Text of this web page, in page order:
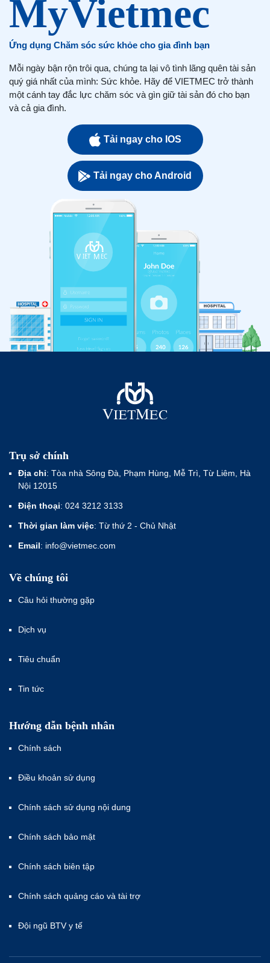
Ứng dụng Chăm sóc sức khỏe cho gia đình bạn
Mỗi ngày bận rộn trôi qua, chúng ta lại vô tình lãng quên tài sản
quý giá nhất của mình: Sức khỏe. Hãy để VIETMEC trở thành
một cánh tay đắc lực chăm sóc và gìn giữ tài sản đó cho bạn
và cả gia đình.
Tải ngay cho IOS
Tải ngay cho Android
Trụ sở chính
Địa chỉ: Tòa nhà Sông Đà, Phạm Hùng, Mễ Trì, Từ Liêm, Hà
Nội 12015
Điện thoại: 024 3212 3133
Thời gian làm việc: Từ thứ 2 - Chủ Nhật
Email: info@vietmec.com
Về chúng tôi
Câu hỏi thường gặp
Dịch vụ
Tiêu chuẩn
Tin tức
Hướng dẫn bệnh nhân
Chính sách
Điều khoản sử dụng
Chính sách sử dụng nội dung
Chính sách bảo mật
Chính sách biên tập
Chính sách quảng cáo và tài trợ
Đội ngũ BTV y tế